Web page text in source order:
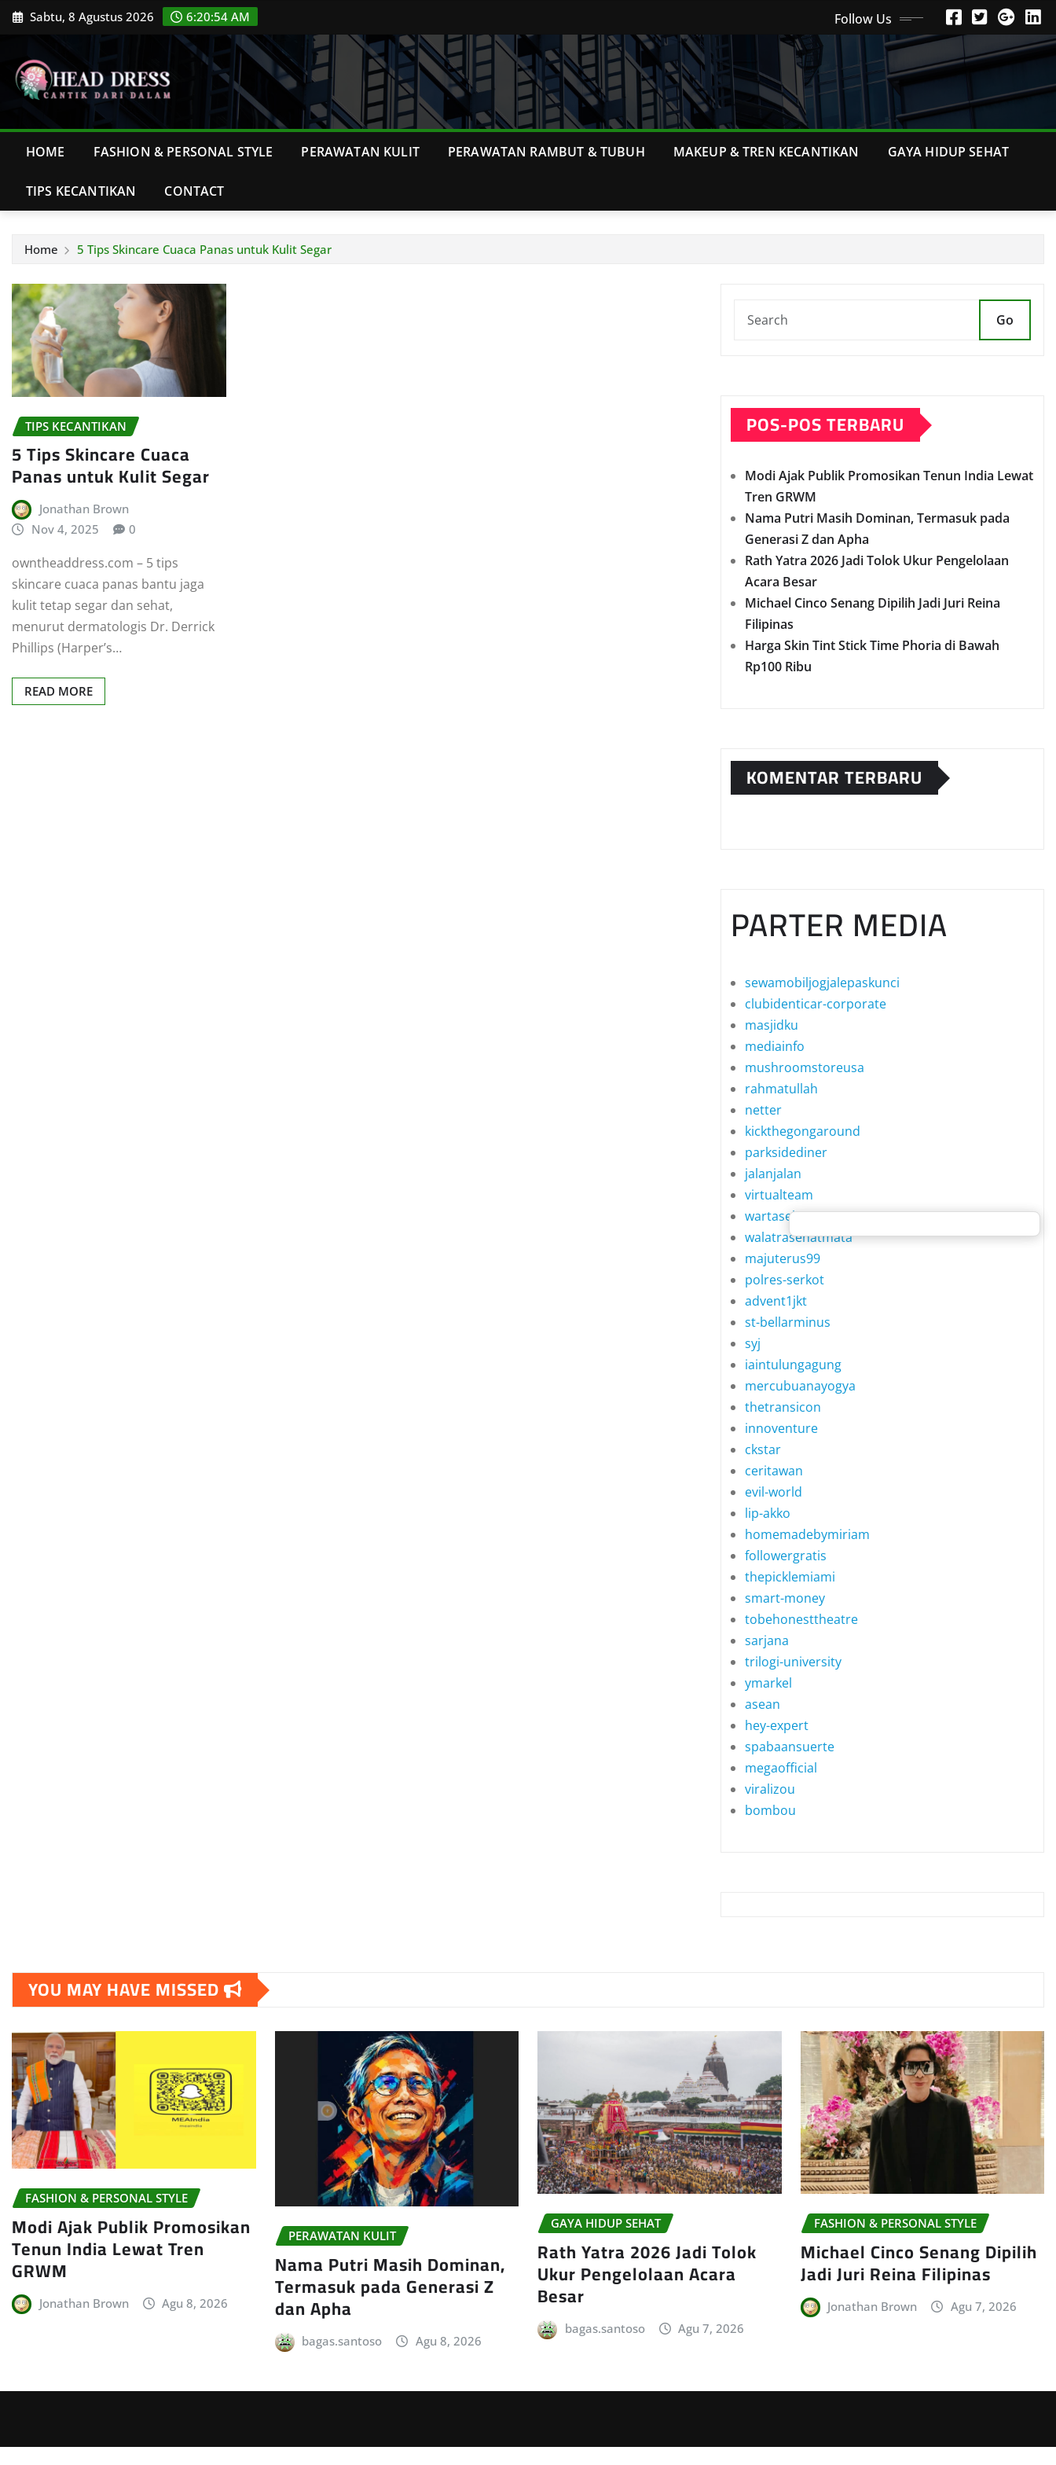
Skip Sabtu, 8 Agustus 2026 6:20:55 AM Follow Us
HOME FASHION & PERSONAL STYLE PERAWATAN KULIT PERAWATAN RAMBUT & TUBUH MAKEUP & TREN KECANTIKAN GAYA HIDUP SEHAT
TIPS KECANTIKAN CONTACT
Home 5 Tips Skincare Cuaca Panas untuk Kulit Segar
TIPS KECANTIKAN
5 Tips Skincare Cuaca
Panas untuk Kulit Segar
Jonathan Brown
Nov 4, 2025
0
owntheaddress.com – 5 tips
skincare cuaca panas bantu jaga
kulit tetap segar dan sehat,
menurut dermatologis Dr. Derrick
Phillips (Harper’s…
READ MORE
Go
POS-POS TERBARU
Modi Ajak Publik Promosikan Tenun India Lewat
Tren GRWM
Nama Putri Masih Dominan, Termasuk pada
Generasi Z dan Apha
Rath Yatra 2026 Jadi Tolok Ukur Pengelolaan
Acara Besar
Michael Cinco Senang Dipilih Jadi Juri Reina
Filipinas
Harga Skin Tint Stick Time Phoria di Bawah
Rp100 Ribu
KOMENTAR TERBARU
PARTER MEDIA
sewamobiljogjalepaskunci
clubidenticar-corporate
masjidku
mediainfo
mushroomstoreusa
rahmatullah
netter
kickthegongaround
parksidediner
jalanjalan
virtualteam
wartasehat
walatrasehatmata
majuterus99
polres-serkot
advent1jkt
st-bellarminus
syj
iaintulungagung
mercubuanayogya
thetransicon
innoventure
ckstar
ceritawan
evil-world
lip-akko
homemadebymiriam
followergratis
thepicklemiami
smart-money
tobehonesttheatre
sarjana
trilogi-university
ymarkel
asean
hey-expert
spabaansuerte
megaofficial
viralizou
bombou
YOU MAY HAVE MISSED
FASHION & PERSONAL STYLE
Modi Ajak Publik Promosikan
Tenun India Lewat Tren
GRWM
Jonathan Brown Agu 8, 2026
PERAWATAN KULIT
Nama Putri Masih Dominan,
Termasuk pada Generasi Z
dan Apha
bagas.santoso Agu 8, 2026
GAYA HIDUP SEHAT
Rath Yatra 2026 Jadi Tolok
Ukur Pengelolaan Acara
Besar
bagas.santoso Agu 7, 2026
FASHION & PERSONAL STYLE
Michael Cinco Senang Dipilih
Jadi Juri Reina Filipinas
Jonathan Brown Agu 7, 2026